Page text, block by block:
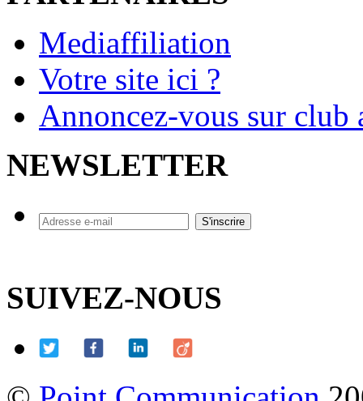
Mediaffiliation
Votre site ici ?
Annoncez-vous sur
NEWSLETTER
SUIVEZ-NOUS